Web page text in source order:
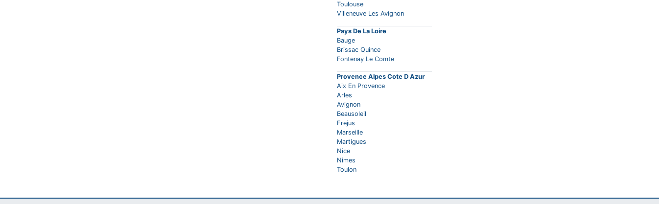
Toulouse
Villeneuve Les Avignon
Pays De La Loire
Bauge
Brissac Quince
Fontenay Le Comte
Provence Alpes Cote D Azur
Aix En Provence
Arles
Avignon
Beausoleil
Frejus
Marseille
Martigues
Nice
Nimes
Toulon